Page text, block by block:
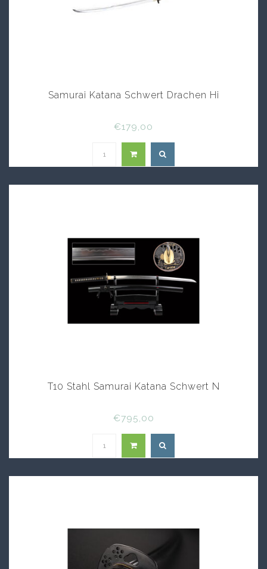
Samurai Katana Schwert Drachen Hi
€179,00
T10 Stahl Samurai Katana Schwert N
€795,00